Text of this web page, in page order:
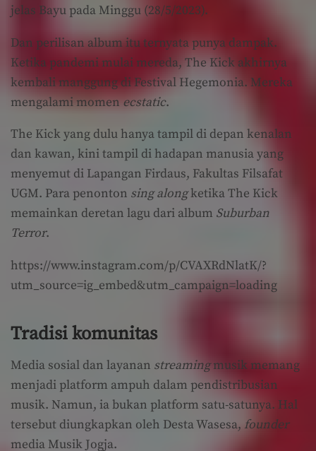
jelas Bayu pada Minggu (28/5/2023).
Dan perilisan album itu ternyata punya dampak.
Ketika pandemi mulai mereda, The Kick akhirnya
kembali manggung di Festival Hegemonia. Mereka
mengalami momen ecstatic.
The Kick yang dulu hanya tampil di depan kenalan
dan kawan, kini tampil di hadapan manusia yang
menyemut di Lapangan Firdaus, Fakultas Filsafat
UGM. Para penonton sing alongketika The Kick
memainkan deretan lagu dari album Suburban
Terror.
https://www.instagram.com/p/CVAXRdNlatK/?
utm_source=ig_embed&utm_campaign=loading
Tradisi komunitas
Media sosial dan layanan streamingmusik memang
menjadi platform ampuh dalam pendistribusian
musik. Namun, ia bukan platform satu-satunya. Hal
tersebut diungkapkan oleh Desta Wasesa, founder
media Musik Jogja.